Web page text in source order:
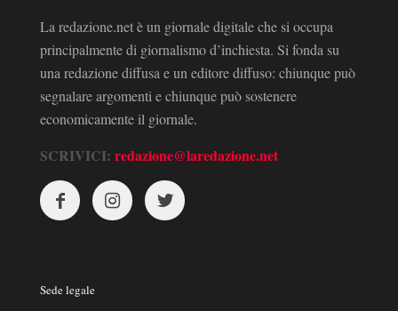
La redazione.net è un giornale digitale che si occupa
principalmente di giornalismo d’inchiesta. Si fonda su
una redazione diffusa e un editore diffuso: chiunque può
segnalare argomenti e chiunque può sostenere
economicamente il giornale.
SCRIVICI: redazione@laredazione.net
Sede legale